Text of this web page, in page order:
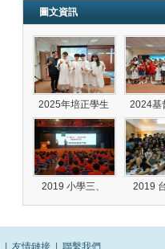
圖文資訊
2025年培正學生 2024基
2019 小學三、 2019
| 友情鏈接 | 聯繫我們